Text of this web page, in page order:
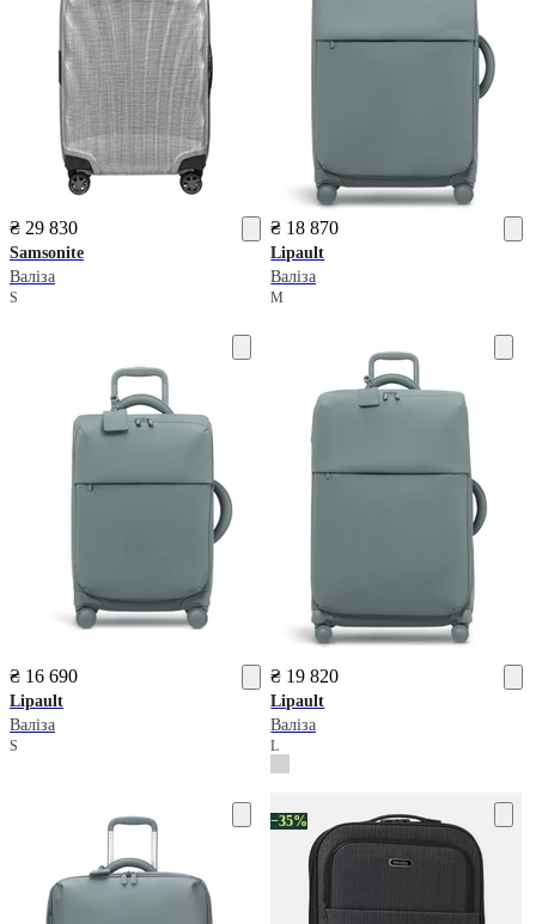
₴ 29 830
Samsonite
Валіза
S
₴ 18 870
Lipault
Валіза
M
₴ 16 690
Lipault
Валіза
S
₴ 19 820
Lipault
Валіза
L
−35%